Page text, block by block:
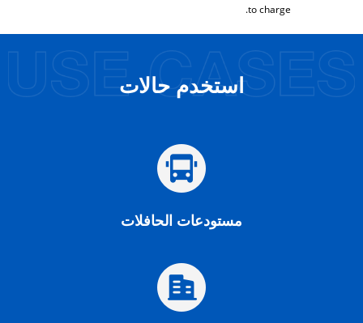
to charge.
استخدم حالات
مستودعات الحافلات